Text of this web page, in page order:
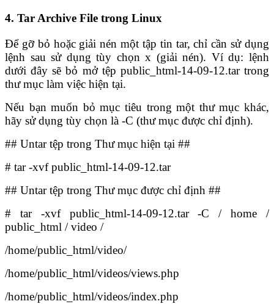
4. Tar Archive File trong Linux
Để gỡ bỏ hoặc giải nén một tập tin tar, chỉ cần sử dụng
lệnh sau sử dụng tùy chọn x (giải nén). Ví dụ: lệnh
dưới đây sẽ bỏ mở tệp public_html-14-09-12.tar trong
thư mục làm việc hiện tại.
Nếu bạn muốn bỏ mục tiêu trong một thư mục khác,
hãy sử dụng tùy chọn là -C (thư mục được chỉ định).
## Untar tệp trong Thư mục hiện tại ##
# tar -xvf public_html-14-09-12.tar
## Untar tệp trong Thư mục được chỉ định ##
# tar -xvf public_html-14-09-12.tar -C / home /
public_html / video /
/home/public_html/video/
/home/public_html/videos/views.php
/home/public_html/videos/index.php